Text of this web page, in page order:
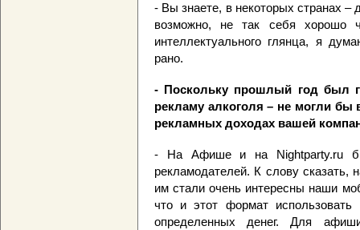
- Вы знаете, в некоторых странах –
возможно, не так себя хорошо
интеллектуального глянца, я
рано.
- Поскольку прошлый год был
рекламу алкоголя – не могли бы
рекламных доходах вашей
- На Афише и на Nightparty.ru
рекламодателей. К слову сказать,
им стали очень интересны наши
что и этот формат
определенных денег. Для